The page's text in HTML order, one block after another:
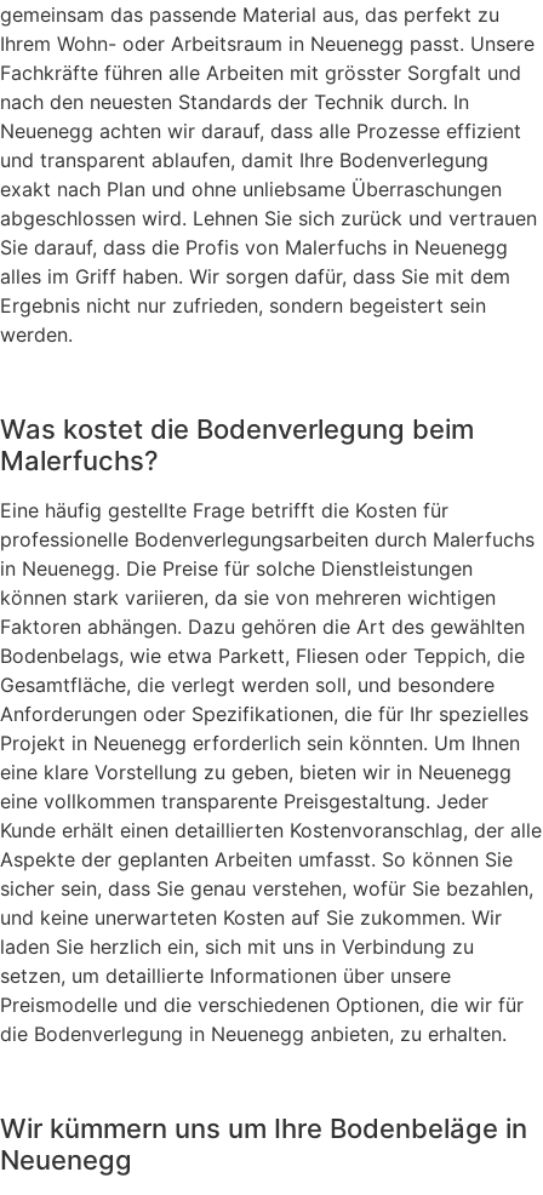
gemeinsam das passende Material aus, das perfekt zu
Ihrem Wohn- oder Arbeitsraum in Neuenegg passt. Unsere
Fachkräfte führen alle Arbeiten mit grösster Sorgfalt und
nach den neuesten Standards der Technik durch. In
Neuenegg achten wir darauf, dass alle Prozesse effizient
und transparent ablaufen, damit Ihre Bodenverlegung
exakt nach Plan und ohne unliebsame Überraschungen
abgeschlossen wird. Lehnen Sie sich zurück und vertrauen
Sie darauf, dass die Profis von Malerfuchs in Neuenegg
alles im Griff haben. Wir sorgen dafür, dass Sie mit dem
Ergebnis nicht nur zufrieden, sondern begeistert sein
werden.
Was kostet die Bodenverlegung beim
Malerfuchs?
Eine häufig gestellte Frage betrifft die Kosten für
professionelle Bodenverlegungsarbeiten durch Malerfuchs
in Neuenegg. Die Preise für solche Dienstleistungen
können stark variieren, da sie von mehreren wichtigen
Faktoren abhängen. Dazu gehören die Art des gewählten
Bodenbelags, wie etwa Parkett, Fliesen oder Teppich, die
Gesamtfläche, die verlegt werden soll, und besondere
Anforderungen oder Spezifikationen, die für Ihr spezielles
Projekt in Neuenegg erforderlich sein könnten. Um Ihnen
eine klare Vorstellung zu geben, bieten wir in Neuenegg
eine vollkommen transparente Preisgestaltung. Jeder
Kunde erhält einen detaillierten Kostenvoranschlag, der alle
Aspekte der geplanten Arbeiten umfasst. So können Sie
sicher sein, dass Sie genau verstehen, wofür Sie bezahlen,
und keine unerwarteten Kosten auf Sie zukommen. Wir
laden Sie herzlich ein, sich mit uns in Verbindung zu
setzen, um detaillierte Informationen über unsere
Preismodelle und die verschiedenen Optionen, die wir für
die Bodenverlegung in Neuenegg anbieten, zu erhalten.
Wir kümmern uns um Ihre Bodenbeläge in
Neuenegg